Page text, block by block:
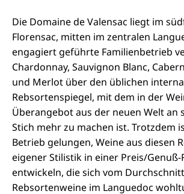
Die Domaine de Valensac liegt im
Florensac, mitten im zentralen
engagiert geführte Familienbetrieb
Chardonnay, Sauvignon Blanc,
und Merlot über den üblichen
Rebsortenspiegel, mit dem in der
Überangebot aus der neuen Welt an
Stich mehr zu machen ist. Trotzdem
Betrieb gelungen, Weine aus diesen
eigener Stilistik in einer Preis/Genuß-
entwickeln, die sich vom
Rebsortenweine im Languedoc